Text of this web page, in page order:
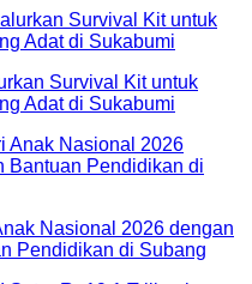
Survival Kit untuk
Adat di Sukabumi
Nasional 2026 dengan
Pendidikan di Subang